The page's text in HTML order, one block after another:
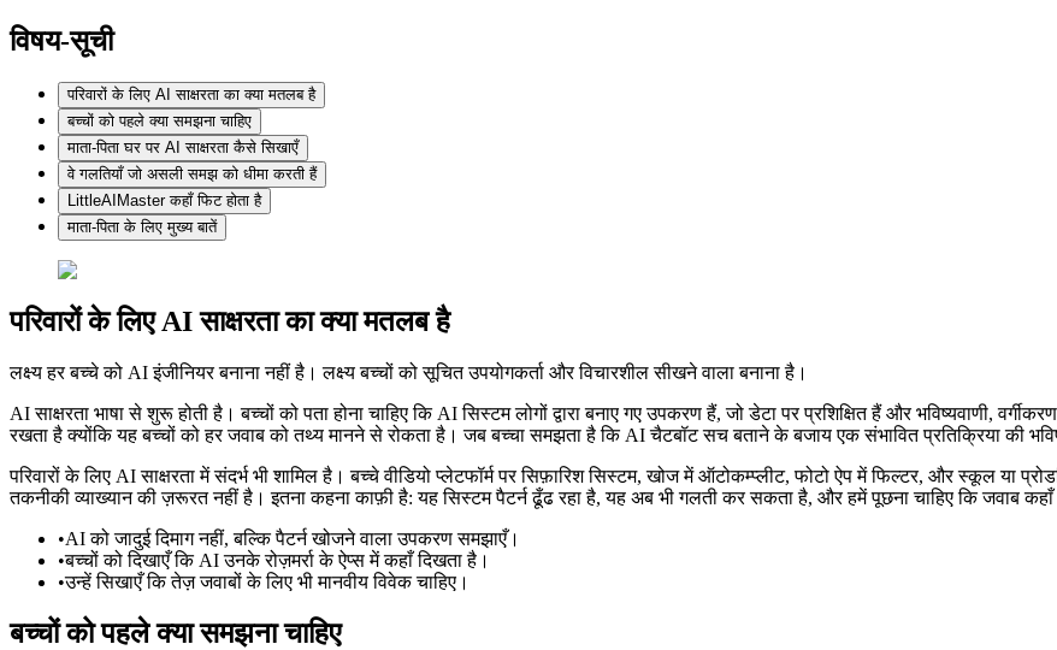
विषय-सूची
परिवारों के लिए AI साक्षरता का क्या मतलब है
बच्चों को पहले क्या समझना चाहिए
माता-पिता घर पर AI साक्षरता कैसे सिखाएँ
वे गलतियाँ जो असली समझ को धीमा करती हैं
LittleAIMaster कहाँ फिट होता है
माता-पिता के लिए मुख्य बातें
परिवारों के लिए AI साक्षरता का क्या मतलब है
लक्ष्य हर बच्चे को AI इंजीनियर बनाना नहीं है। लक्ष्य बच्चों को सूचित उपयोगकर्ता और विचारशील सीखने वाला बनाना है।
AI साक्षरता भाषा से शुरू होती है। बच्चों को पता होना चाहिए कि AI सिस्टम लोगों द्वारा बनाए गए उपकरण हैं, जो डेटा पर प्रशिक्षित हैं और भविष्यवाणी,
रखता है क्योंकि यह बच्चों को हर जवाब को तथ्य मानने से रोकता है। जब बच्चा समझता है कि AI चैटबॉट सच बताने के बजाय एक संभावित प्रतिक्रिया की
परिवारों के लिए AI साक्षरता में संदर्भ भी शामिल है। बच्चे वीडियो प्लेटफॉर्म पर सिफ़ारिश सिस्टम, खोज में ऑटोकम्प्लीट, फोटो ऐप में फिल्टर, और स्कूल या
तकनीकी व्याख्यान की ज़रूरत नहीं है। इतना कहना काफ़ी है: यह सिस्टम पैटर्न ढूँढ रहा है, यह अब भी गलती कर सकता है, और हमें पूछना चाहिए कि जवाब
•AI को जादुई दिमाग नहीं, बल्कि पैटर्न खोजने वाला उपकरण समझाएँ।
•बच्चों को दिखाएँ कि AI उनके रोज़मर्रा के ऐप्स में कहाँ दिखता है।
•उन्हें सिखाएँ कि तेज़ जवाबों के लिए भी मानवीय विवेक चाहिए।
बच्चों को पहले क्या समझना चाहिए